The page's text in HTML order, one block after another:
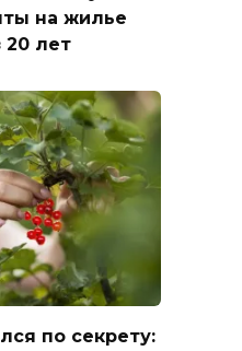
на жилье
20 лет
по секрету: